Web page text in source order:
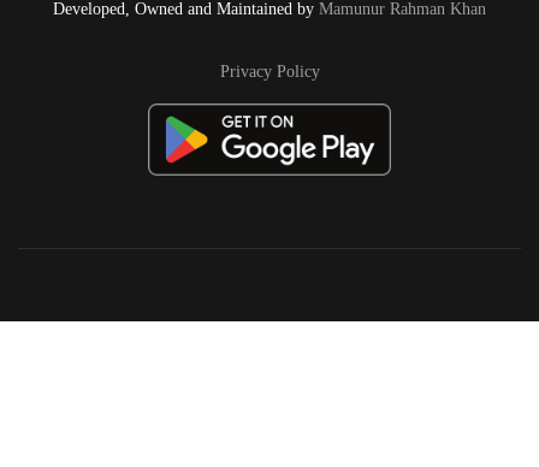
Developed, Owned and Maintained by Mamunur Rahman Khan
Privacy Policy